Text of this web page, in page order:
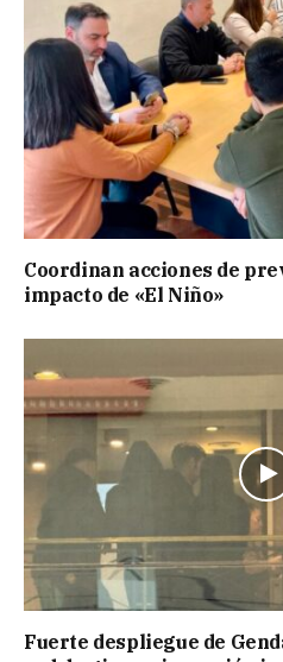
Coordinan acciones de
impacto de «El Niño»
Fuerte despliegue de